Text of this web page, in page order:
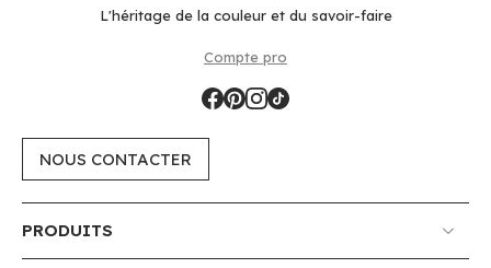
L'héritage de la couleur et du savoir-faire
Compte pro
NOUS CONTACTER
PRODUITS